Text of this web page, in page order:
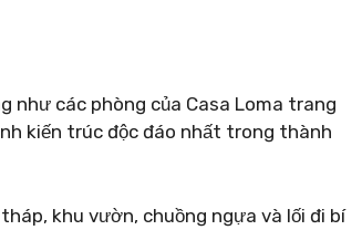
như các phòng của Casa Loma trang
kiến ​​trúc độc đáo nhất trong thành
khu vườn, chuồng ngựa và lối đi bí